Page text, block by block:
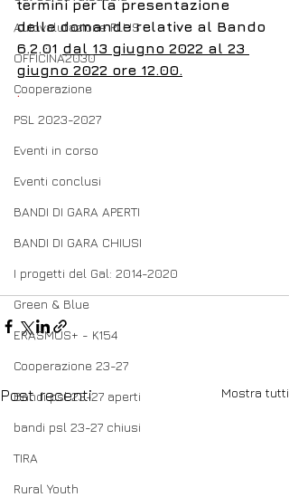
Autovalutazione PLUS
OFFICINA2030
Cooperazione
PSL 2023-2027
Eventi in corso
Eventi conclusi
BANDI DI GARA APERTI
BANDI DI GARA CHIUSI
I progetti del Gal: 2014-2020
Green & Blue
ERASMUS+ - K154
Cooperazione 23-27
Bandi psl 23-27 aperti
bandi psl 23-27 chiusi
TIRA
Rural Youth
termini per la presentazione
delle domande relative al Bando
6.2.01 dal 13 giugno 2022 al 23
giugno 2022 ore 12.00.
.
Post recenti Mostra tutti